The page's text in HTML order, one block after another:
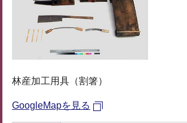
林産加工用具（割箸）
GoogleMapを見る